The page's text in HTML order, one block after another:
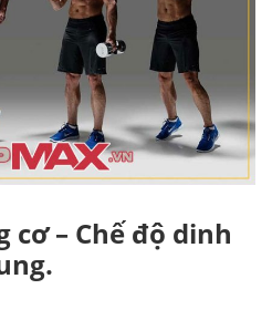
– Chế độ dinh